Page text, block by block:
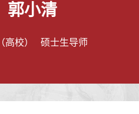
郭小清
高校） 硕士生导师